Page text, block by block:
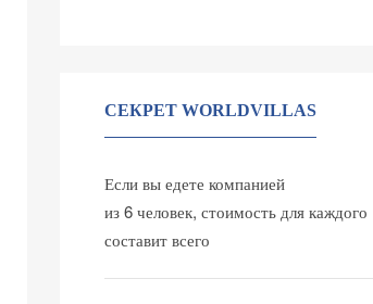
СЕКРЕТ WORLDVILLAS
Если вы едете компанией
из 6 человек, стоимость для каждого
составит всего